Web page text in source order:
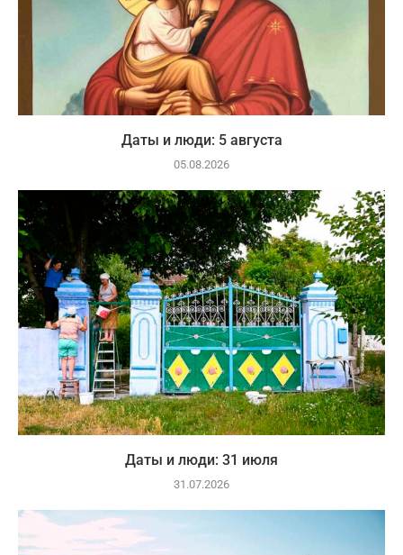
Даты и люди: 5 августа
05.08.2026
Даты и люди: 31 июля
31.07.2026